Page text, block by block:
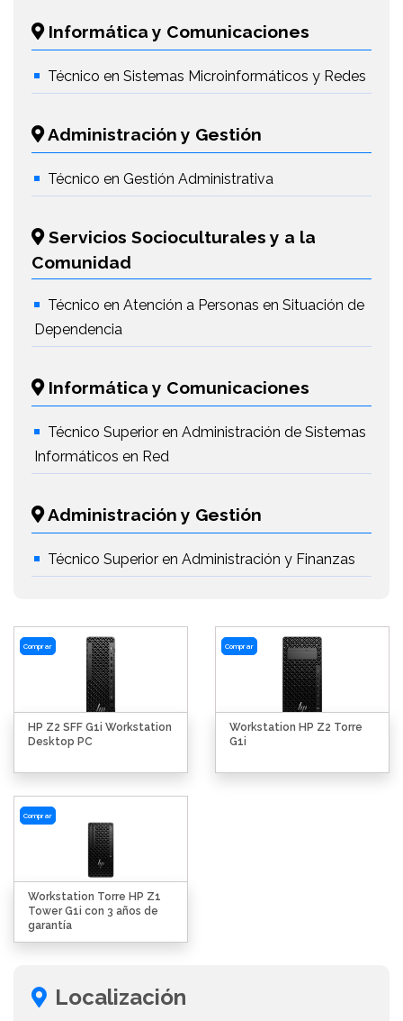
Informática y Comunicaciones
Técnico en Sistemas Microinformáticos y Redes
Administración y Gestión
Técnico en Gestión Administrativa
Servicios Socioculturales y a la
Comunidad
Técnico en Atención a Personas en Situación de
Dependencia
Informática y Comunicaciones
Técnico Superior en Administración de Sistemas
Informáticos en Red
Administración y Gestión
Técnico Superior en Administración y Finanzas
Comprar
HP Z2 SFF G1i Workstation
Desktop PC
Comprar
Workstation HP Z2 Torre
G1i
Comprar
Workstation Torre HP Z1
Tower G1i con 3 años de
garantía
Localización